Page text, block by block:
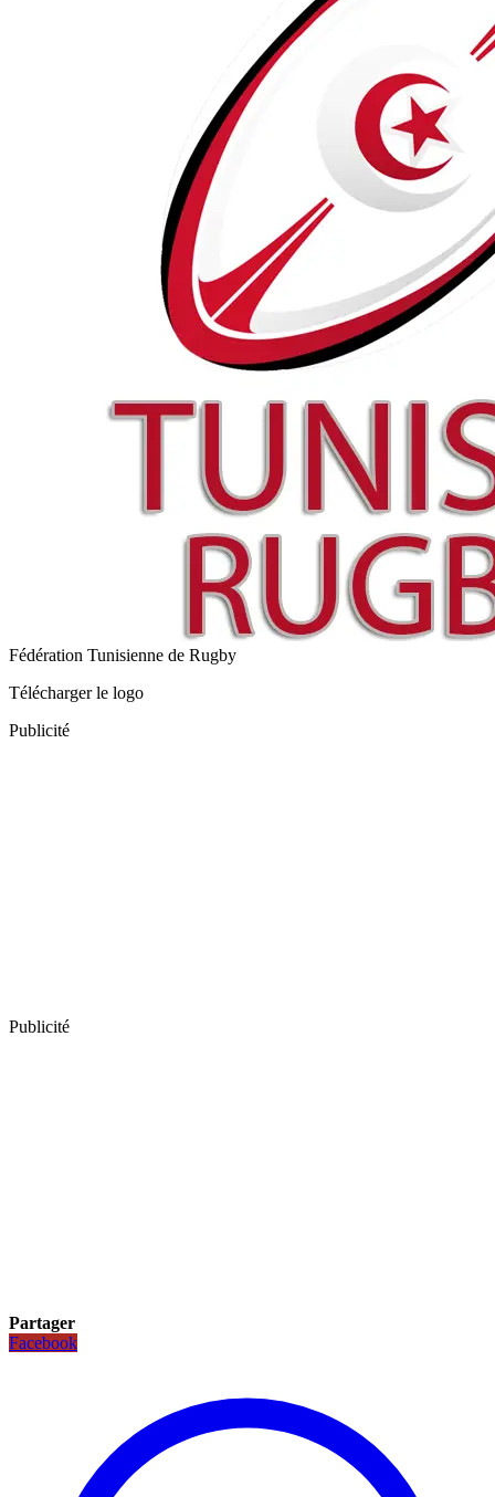
Fédération Tunisienne de Rugby
Télécharger le logo
Publicité
Publicité
Partager
Facebook